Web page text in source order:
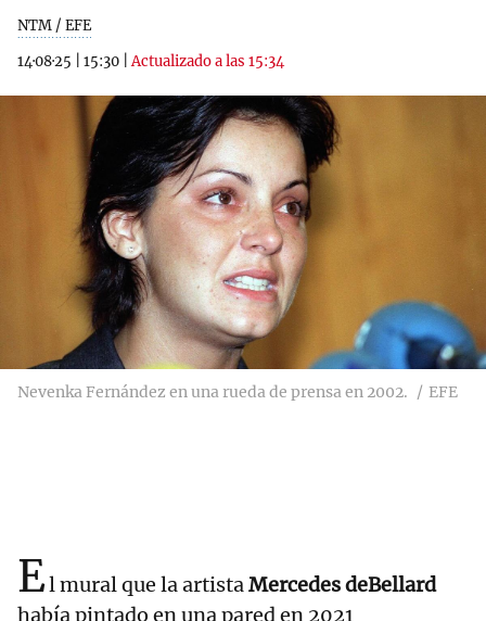
NTM / EFE
14·08·25
15:30 |Actualizado a las 15:34
Nevenka Fernández en una rueda de prensa en 2002. EFE
El mural que la artistaMercedes deBellard
había pintado en una pared en 2021